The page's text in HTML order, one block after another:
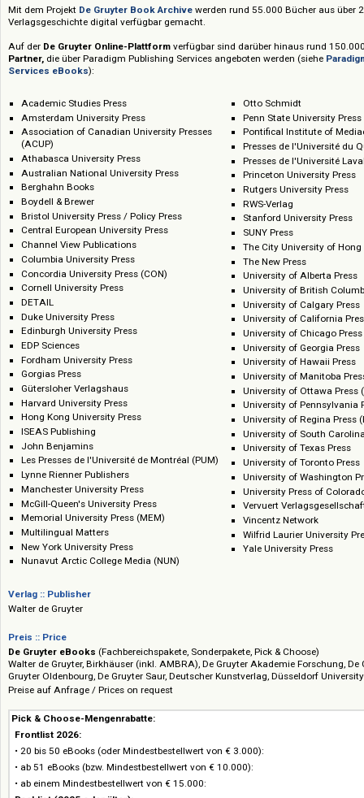
Sonderpakete und Backlistpakete. Ferner istEvidence Based
Erwerbungsmodell verfügbar. Jährlicher Zuwachs: rund 3.500 Titel.
Mit dem ProjektDe Gruyter Book Archivewerden rund 55.000 Bücher
Verlagsgeschichte digital verfügbar gemacht.
Partner,die über Paradigm Publishing Services angeboten werden
Services eBooks):
Academic Studies Press
Amsterdam University Press
Association of Canadian University Presses
(ACUP)
Athabasca University Press
Australian National University Press
Berghahn Books
Boydell & Brewer
Bristol University Press / Policy Press
Central European University Press
Channel View Publications
Columbia University Press
Concordia University Press (CON)
Cornell University Press
DETAIL
Duke University Press
Edinburgh University Press
EDP Sciences
Fordham University Press
Gorgias Press
Gütersloher Verlagshaus
Harvard University Press
Hong Kong University Press
ISEAS Publishing
John Benjamins
Les Presses de l'Université de Montréal (PUM)
Lynne Rienner Publishers
McGill-Queen's University Press
Memorial University Press (MEM)
New York University Press
Nunavut Arctic College Media (NUN)
Otto Schmidt
Penn State
Pontifical Institute
Presses de
Presses de
Princeton
Rutgers University
RWS-Verlag
Stanford University
SUNY Press
The City
The New Press
University of
University of
University of
University of
University of
University of
University of
University of
University of
University of
University of
University of
University of Texas
University of
Yale University
Walter de Gruyter
Preis :: Price
De Gruyter eBooks(Fachbereichspakete, Sonderpakete, Pick & Choose)
Walter de Gruyter, Birkhäuser (inkl. AMBRA), De Gruyter Akademie
Gruyter Oldenbourg, De Gruyter Saur, Deutscher Kunstverlag, Düsseldorf